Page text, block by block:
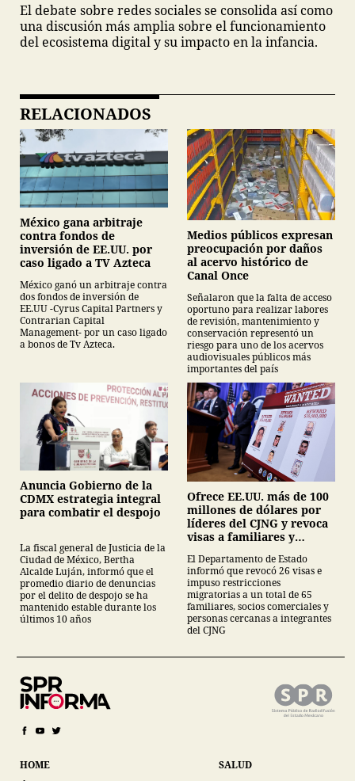
El debate sobre redes sociales se consolida así como
una discusión más amplia sobre el funcionamiento
del ecosistema digital y su impacto en la infancia.
RELACIONADOS
México gana arbitraje
contra fondos de
inversión de EE.UU. por
caso ligado a TV Azteca
México ganó un arbitraje contra
dos fondos de inversión de
EE.UU -Cyrus Capital Partners y
Contrarian Capital
Management- por un caso ligado
a bonos de Tv Azteca.
Medios públicos expresan
preocupación por daños
al acervo histórico de
Canal Once
Señalaron que la falta de acceso
oportuno para realizar labores
de revisión, mantenimiento y
conservación representó un
riesgo para uno de los acervos
audiovisuales públicos más
importantes del país
Anuncia Gobierno de la
CDMX estrategia integral
para combatir el despojo
La fiscal general de Justicia de la
Ciudad de México, Bertha
Alcalde Luján, informó que el
promedio diario de denuncias
por el delito de despojo se ha
mantenido estable durante los
últimos 10 años
Ofrece EE.UU. más de 100
millones de dólares por
líderes del CJNG y revoca
visas a familiares y
El Departamento de Estado
informó que revocó 26 visas e
impuso restricciones
migratorias a un total de 65
familiares, socios comerciales y
personas cercanas a integrantes
del CJNG
HOME
SALUD